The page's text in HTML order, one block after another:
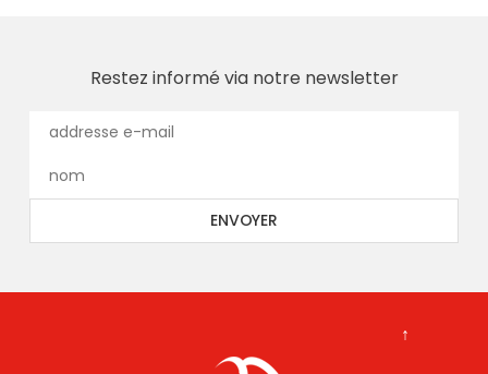
Restez informé via notre newsletter
↑